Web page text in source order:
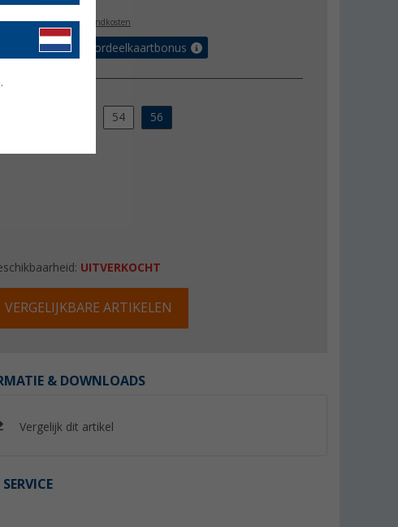
incl. BTWplus verzendkosten
Verzeker tot 5% voordeelkaartbonus
54 56
UITVERKOCHT
VERGELIJKBARE ARTIKELEN
& DOWNLOADS
Vergelijk dit artikel